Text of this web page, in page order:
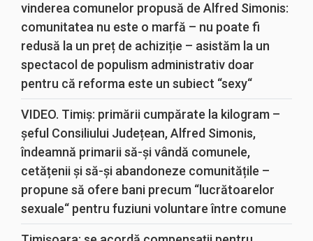
vinderea comunelor propusă de Alfred Simonis:
comunitatea nu este o marfă – nu poate fi
redusă la un preț de achiziție – asistăm la un
spectacol de populism administrativ doar
pentru că reforma este un subiect “sexy“
VIDEO. Timiș: primării cumpărate la kilogram –
șeful Consiliului Județean, Alfred Simonis,
îndeamnă primarii să-și vândă comunele,
cetățenii și să-și abandoneze comunitățile –
propune să ofere bani precum “lucrătoarelor
sexuale“ pentru fuziuni voluntare între comune